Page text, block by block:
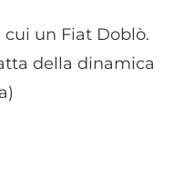
cui un Fiat Doblò.
della dinamica